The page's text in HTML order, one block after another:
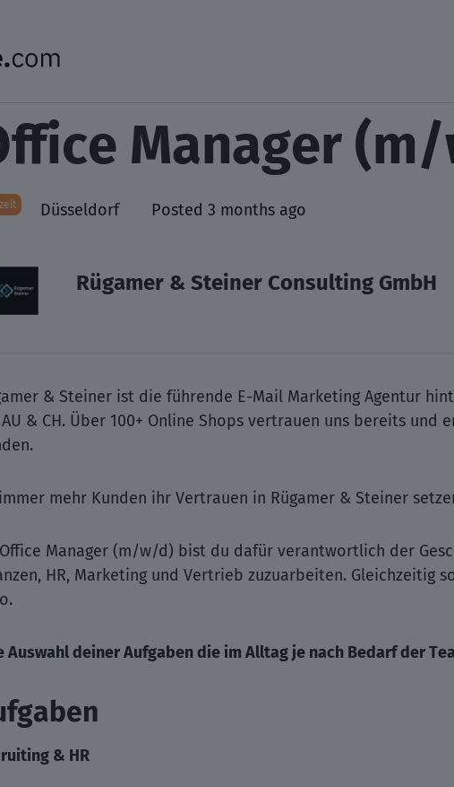
Manager
Düsseldorf Posted 3 months ago
Rügamer & Steiner Consulting GmbH
& Steiner ist die führende E-Mail Marketing Agentur
AU & CH. Über 100+ Online Shops vertrauen uns bereits
mehr Kunden ihr Vertrauen in Rügamer & Steiner
Manager (m/w/d) bist du dafür verantwortlich der
HR, Marketing und Vertrieb zuzuarbeiten. Gleichzeitig
Auswahl deiner Aufgaben die im Alltag je nach Bedarf der
& HR